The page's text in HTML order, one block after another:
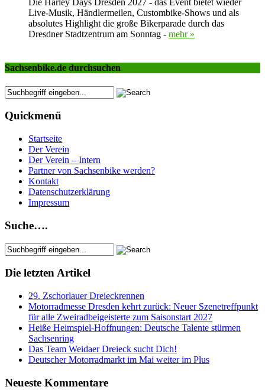
Die Harley Days Dresden 2027 - das Event bietet wieder
Live-Musik, Händlermeilen, Custombike-Shows und als
absolutes Highlight die große Bikerparade durch das
Dresdner Stadtzentrum am Sonntag - mehr »
Sachsenbike.de durchsuchen
Quickmenü
Startseite
Der Verein
Der Verein – Intern
Partner von Sachsenbike werden?
Kontakt
Datenschutzerklärung
Impressum
Suche….
Die letzten Artikel
29. Zschorlauer Dreieckrennen
Motorradmesse Dresden kehrt zurück: Neuer Szenetreffpunkt
für alle Zweiradbeigeisterte zum Saisonstart 2027
Heiße Heimspiel-Hoffnungen: Deutsche Talente stürmen
Sachsenring
Das Team Weidaer Dreieck sucht Dich!
Deutscher Motorradmarkt im Mai weiter im Plus
Neueste Kommentare